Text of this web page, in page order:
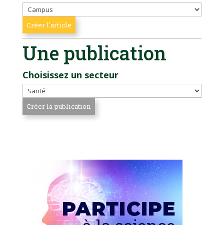
Une publication
Choisissez un secteur